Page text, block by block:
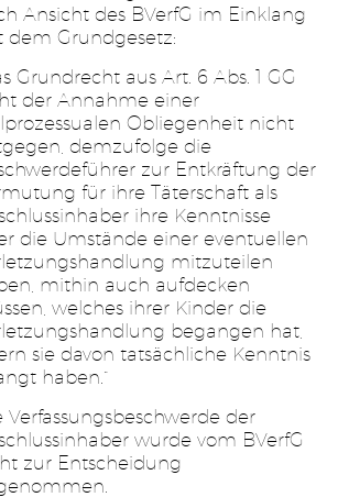
Ansicht des BVerfG im Einklang
dem Grundgesetz:
Grundrecht aus Art. 6 Abs. 1 GG
der Annahme einer
Obliegenheit nicht
demzufolge die
zur Entkräftung der
für ihre Täterschaft als
ihre Kenntnisse
die Umstände einer eventuellen
mitzuteilen
mithin auch aufdecken
welches ihrer Kinder die
begangen hat,
sie davon tatsächliche Kenntnis
haben.“
Verfassungsbeschwerde der
wurde vom BVerfG
zur Entscheidung